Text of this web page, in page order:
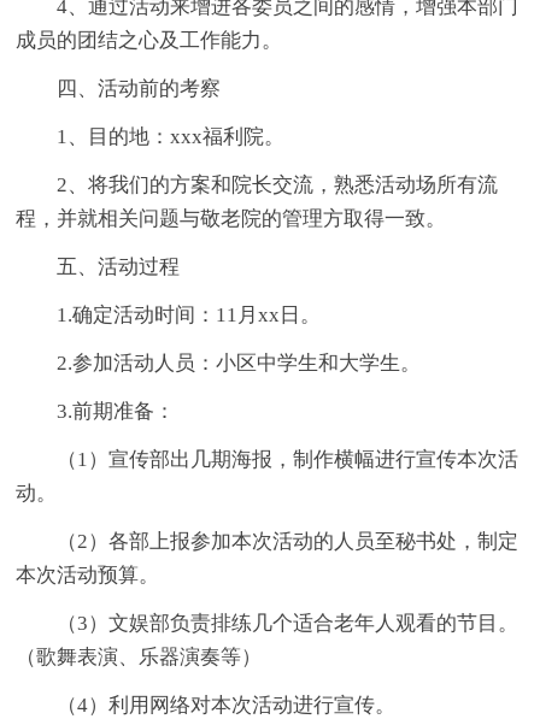
4、通过活动来增进各委员之间的感情，增强本部门
成员的团结之心及工作能力。
四、活动前的考察
1、目的地：xxx福利院。
2、将我们的方案和院长交流，熟悉活动场所有流
程，并就相关问题与敬老院的管理方取得一致。
五、活动过程
1.确定活动时间：11月xx日。
2.参加活动人员：小区中学生和大学生。
3.前期准备：
（1）宣传部出几期海报，制作横幅进行宣传本次活
动。
（2）各部上报参加本次活动的人员至秘书处，制定
本次活动预算。
（3）文娱部负责排练几个适合老年人观看的节目。
（歌舞表演、乐器演奏等）
（4）利用网络对本次活动进行宣传。